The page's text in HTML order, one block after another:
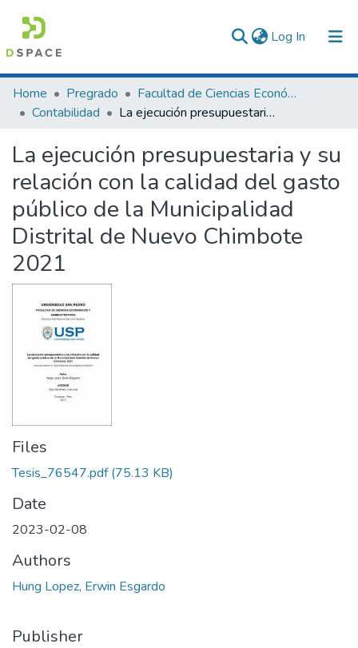
Log In (current)
Communities & Collections
All of DSpace
Statistics
Home Pregrado
Facultad de Ciencias Económicas y Administrativas
Contabilidad
La ejecución presupuestaria y su relación con la calidad del gasto público de la Municipalidad Distrital de Nuevo Chimbote 2021
La ejecución presupuestaria y su
relación con la calidad del gasto
público de la Municipalidad
Distrital de Nuevo Chimbote
2021
Files
Tesis_76547.pdf(75.13 KB)
Date
2023-02-08
Authors
Hung Lopez, Erwin Esgardo
Publisher